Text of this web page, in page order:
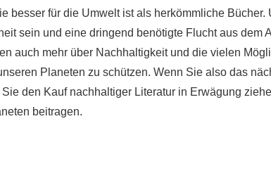
besser für die Umwelt ist als herkömmliche Bücher.
sein und eine dringend benötigte Flucht aus dem
auch mehr über Nachhaltigkeit und die vielen
Planeten zu schützen. Wenn Sie also das
den Kauf nachhaltiger Literatur in Erwägung
beitragen.